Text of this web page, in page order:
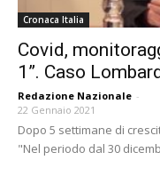
Cronaca Italia
Covid,
1”. Caso
Redazione Nazionale -
22 Gennaio 2021
Dopo 5 settimane di
"Nel periodo dal 30